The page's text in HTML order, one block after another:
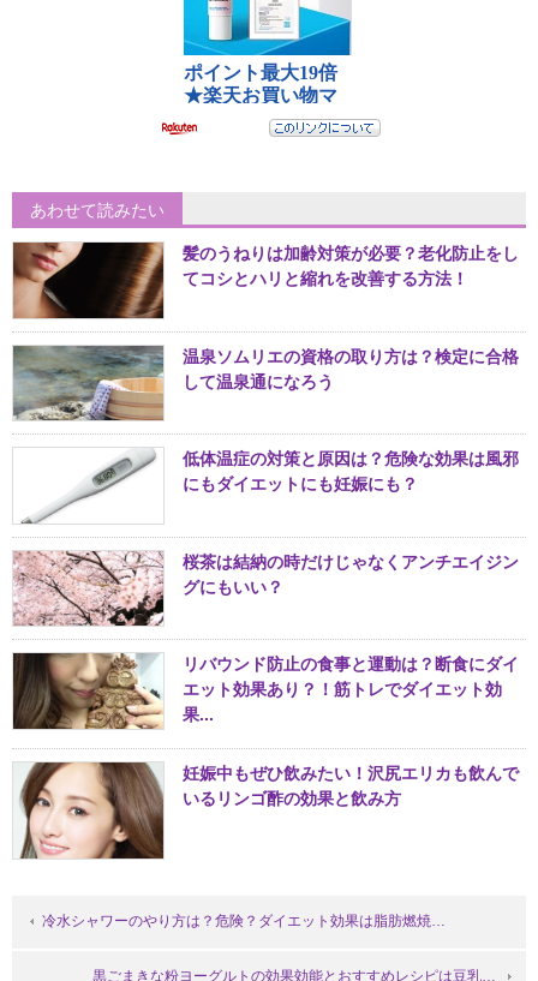
あわせて読みたい
髪のうねりは加齢対策が必要？老化防止をし
てコシとハリと縮れを改善する方法！
温泉ソムリエの資格の取り方は？検定に合格
して温泉通になろう
低体温症の対策と原因は？危険な効果は風邪
にもダイエットにも妊娠にも？
桜茶は結納の時だけじゃなくアンチエイジン
グにもいい？
リバウンド防止の食事と運動は？断食にダイ
エット効果あり？！筋トレでダイエット効
果...
妊娠中もぜひ飲みたい！沢尻エリカも飲んで
いるリンゴ酢の効果と飲み方
冷水シャワーのやり方は？危険？ダイエット効果は脂肪燃焼…
黒ごまきな粉ヨーグルトの効果効能とおすすめレシピは豆乳…